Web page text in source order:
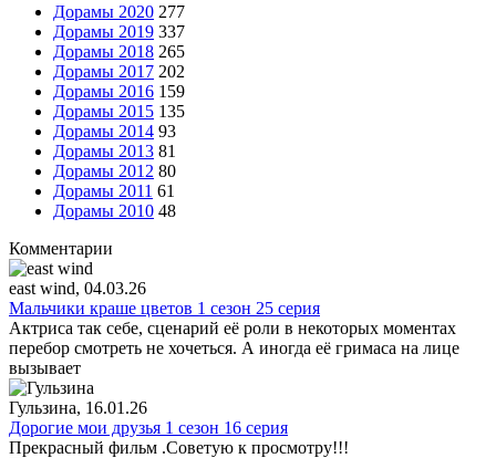
Дорамы 2020 277
Дорамы 2019 337
Дорамы 2018 265
Дорамы 2017 202
Дорамы 2016 159
Дорамы 2015 135
Дорамы 2014 93
Дорамы 2013 81
Дорамы 2012 80
Дорамы 2011 61
Дорамы 2010 48
Комментарии
east wind, 04.03.26
Мальчики краше цветов 1 сезон 25 серия
Актриса так себе, сценарий её роли в некоторых моментах
перебор смотреть не хочеться. А иногда её гримаса на лице
вызывает
Гульзина, 16.01.26
Дорогие мои друзья 1 сезон 16 серия
Прекрасный фильм .Советую к просмотру!!!